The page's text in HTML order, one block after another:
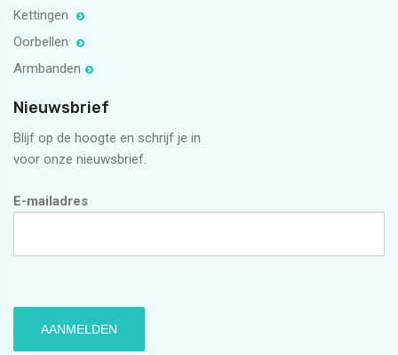
Kettingen
Oorbellen
Armbanden
Nieuwsbrief
Blijf op de hoogte en schrijf je in
voor onze nieuwsbrief.
E-mailadres